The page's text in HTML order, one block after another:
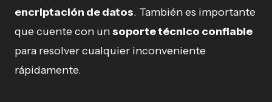
encriptación de datos. También es importante
que cuente con unsoporte técnico confiable
para resolver cualquier inconveniente
rápidamente.